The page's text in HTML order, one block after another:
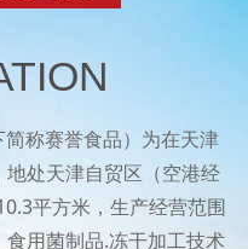
称赛誉食品）为在天津
处天津自贸区（空港经
平方米，生产经营范围
用菌制品.冻干加工技术